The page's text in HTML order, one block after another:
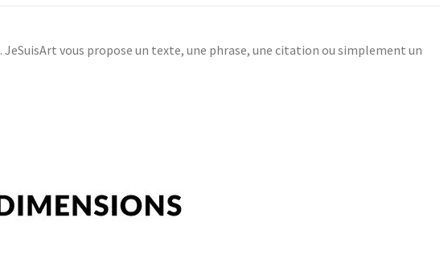
. JeSuisArt vous propose un texte, une phrase, une citation ou simplement un